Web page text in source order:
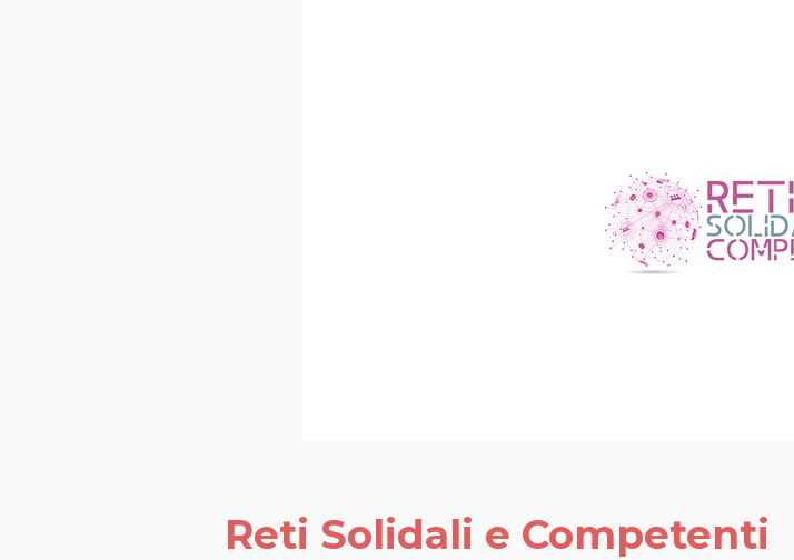
Reti Solidali e Competenti